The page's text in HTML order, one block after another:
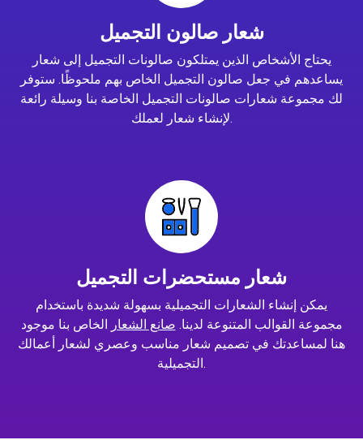
شعار صالون التجميل
يحتاج الأشخاص الذين يمتلكون صالونات التجميل إلى شعار
يساعدهم في جعل صالون التجميل الخاص بهم ملحوظًا. ستوفر
لك مجموعة شعارات صالونات التجميل الخاصة بنا وسيلة رائعة
لإنشاء شعار لعملك.
شعار مستحضرات التجميل
يمكن إنشاء الشعارات التجميلية بسهولة شديدة باستخدام
مجموعة القوالب المتنوعة لدينا. صانع الشعار الخاص بنا موجود
هنا لمساعدتك في تصميم شعار مناسب وعصري لشعار أعمالك
التجميلية.